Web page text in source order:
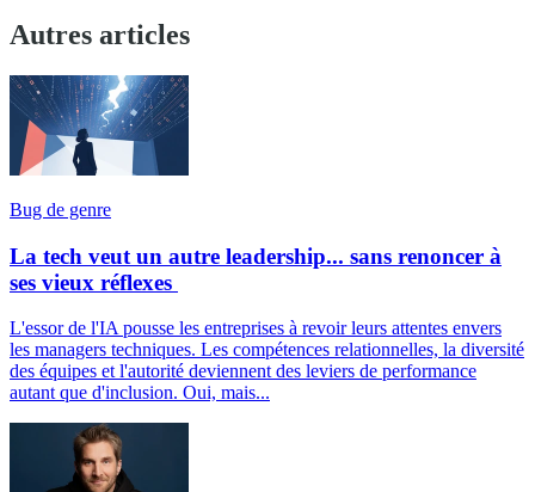
Autres articles
Bug de genre
La tech veut un autre leadership... sans renoncer à
ses vieux réflexes
L'essor de l'IA pousse les entreprises à revoir leurs attentes envers
les managers techniques. Les compétences relationnelles, la diversité
des équipes et l'autorité deviennent des leviers de performance
autant que d'inclusion. Oui, mais...